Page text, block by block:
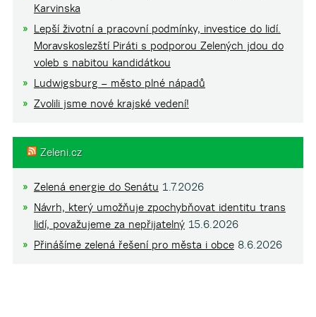
Karvinska
Lepší životní a pracovní podmínky, investice do lidí.
Moravskoslezští Piráti s podporou Zelených jdou do
voleb s nabitou kandidátkou
Ludwigsburg – město plné nápadů
Zvolili jsme nové krajské vedení!
Zeleni.cz
Zelená energie do Senátu 1.7.2026
Návrh, který umožňuje zpochybňovat identitu trans
lidí, považujeme za nepřijatelný 15.6.2026
Přinášíme zelená řešení pro města i obce 8.6.2026